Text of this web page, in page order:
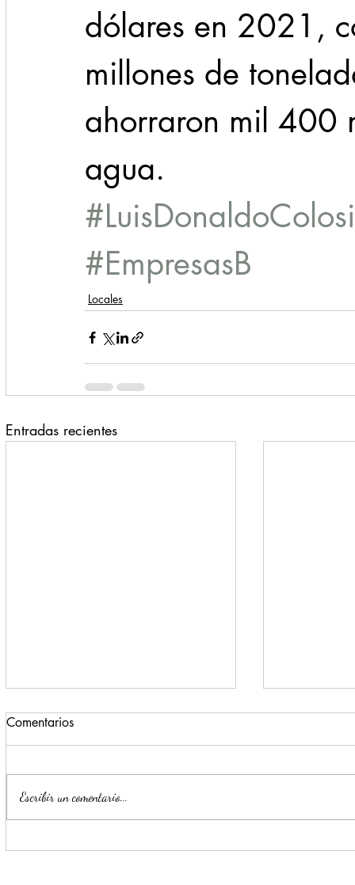
dólares en 2021,
millones de
ahorraron mil 400
agua.
#EmpresasB
Locales
Entradas recientes
Impulsa Mijes 'Modo
Para
Comentarios
Escribir un comentario...